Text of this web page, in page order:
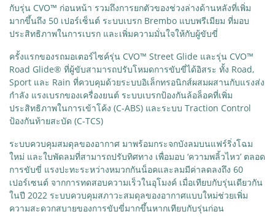
กับรุ่น CVO™ ก่อนหน้า รวมถึงการยกตัวของช่วงล่างด้านหลังที่เพิ่ม
มากขึ้นถึง 50 เปอร์เซ็นต์ ระบบเบรก Brembo แบบพรีเมียม ที่มอบ
ประสิทธิภาพในการเบรก และเพิ่มความมั่นใจให้กับผู้ขับขี่
ครั้งแรกของรถมอเตอร์ไซค์รุ่น CVO™ Street Glide และรุ่น CVO™
Road Glide® ที่ผู้ขับสามารถปรับโหมดการขับขี่ได้อิสระ ทั้ง Road,
Sport และ Rain ที่ควบคุมด้วยระบบอิเล็กทรอนิกส์ผสมผสานกับแรงส่ง
กำลัง แรงเบรกของเครื่องยนต์ ระบบเบรกป้องกันล้อล็อคที่เพิ่ม
ประสิทธิภาพในการเข้าโค้ง (C-ABS) และระบบ Traction Control
ป้องกันท้ายสะบัด (C-TCS)
ระบบควบคุมสมดุลของอากาศ มาพร้อมกระจกบังลมบนแฟร์ริ่งโฉม
ใหม่ และใบพัดลมที่สามารถปรับทิศทาง เพื่อมอบ ‘ความพลิ้วไหว’ ตลอด
การขับขี่ แรงปะทะระหว่างหมวกกันน็อคและลมมีค่าลดลงถึง 60
เปอร์เซนต์ จากการทดสอบความเร็วในอุโมงค์ เมื่อเทียบกับรุ่นเดียวกัน
ในปี 2022 ระบบควบคุมสภาวะสมดุลของอากาศแบบใหม่ช่วยเพิ่ม
ความสะดวกสบายของการขับขี่มากขึ้นหากเทียบกับรุ่นก่อน